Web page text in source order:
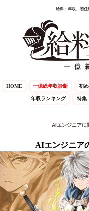
給料・年収、初
HOME 一億総年収診断 初
年収ランキング 特集
AIエンジニアに
AIエンジニア